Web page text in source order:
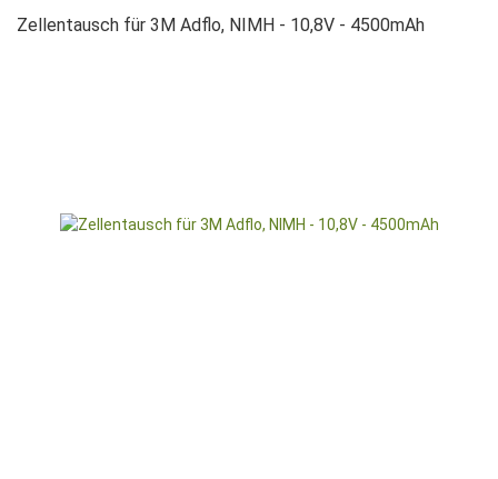
Zellentausch für 3M Adflo, NIMH - 10,8V - 4500mAh